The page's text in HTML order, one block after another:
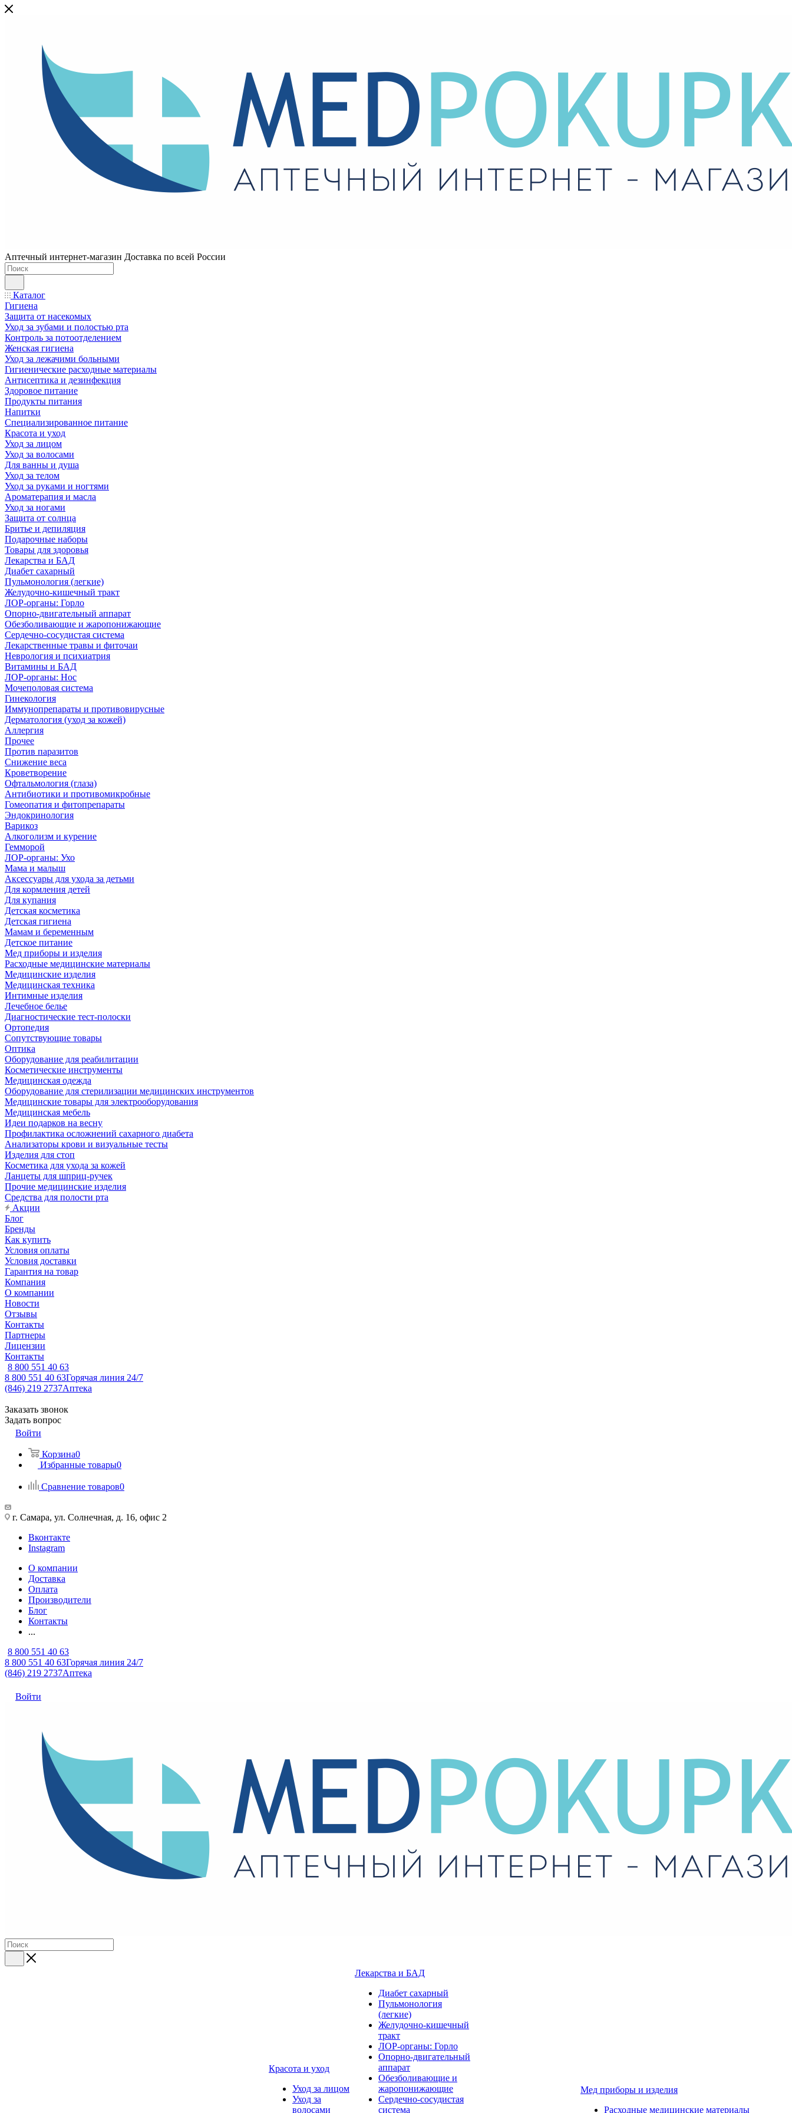
Аптечный интернет-магазин Доставка по всей России
Каталог
Гигиена
Защита от насекомых
Уход за зубами и полостью рта
Контроль за потоотделением
Женская гигиена
Уход за лежачими больными
Гигиенические расходные материалы
Антисептика и дезинфекция
Здоровое питание
Продукты питания
Напитки
Специализированное питание
Красота и уход
Уход за лицом
Уход за волосами
Для ванны и душа
Уход за телом
Уход за руками и ногтями
Ароматерапия и масла
Уход за ногами
Защита от солнца
Бритье и депиляция
Подарочные наборы
Товары для здоровья
Лекарства и БАД
Диабет сахарный
Пульмонология (легкие)
Желудочно-кишечный тракт
ЛОР-органы: Горло
Опорно-двигательный аппарат
Обезболивающие и жаропонижающие
Сердечно-сосудистая система
Лекарственные травы и фиточаи
Неврология и психиатрия
Витамины и БАД
ЛОР-органы: Нос
Мочеполовая система
Гинекология
Иммунопрепараты и противовирусные
Дерматология (уход за кожей)
Аллергия
Прочее
Против паразитов
Снижение веса
Кроветворение
Офтальмология (глаза)
Антибиотики и противомикробные
Гомеопатия и фитопрепараты
Эндокринология
Варикоз
Алкоголизм и курение
Гемморой
ЛОР-органы: Ухо
Мама и малыш
Аксессуары для ухода за детьми
Для кормления детей
Для купания
Детская косметика
Детская гигиена
Мамам и беременным
Детское питание
Мед приборы и изделия
Расходные медицинские материалы
Медицинские изделия
Медицинская техника
Интимные изделия
Лечебное белье
Диагностические тест-полоски
Ортопедия
Сопутствующие товары
Оптика
Оборудование для реабилитации
Косметические инструменты
Медицинская одежда
Оборудование для стерилизации медицинских инструментов
Медицинские товары для электрооборудования
Медицинская мебель
Идеи подарков на весну
Профилактика осложнений сахарного диабета
Анализаторы крови и визуальные тесты
Изделия для стоп
Косметика для ухода за кожей
Ланцеты для шприц-ручек
Прочие медицинские изделия
Средства для полости рта
Акции
Блог
Бренды
Как купить
Условия оплаты
Условия доставки
Гарантия на товар
Компания
О компании
Новости
Отзывы
Контакты
Партнеры
Лицензии
Контакты
8 800 551 40 63
8 800 551 40 63Горячая линия 24/7
(846) 219 2737Аптека
Заказать звонок
Задать вопрос
Войти
Корзина0
Избранные товары0
Сравнение товаров0
г. Самара, ул. Солнечная, д. 16, офис 2
Вконтакте
Instagram
О компании
Доставка
Оплата
Производители
Блог
Контакты
...
8 800 551 40 63
8 800 551 40 63Горячая линия 24/7
(846) 219 2737Аптека
Войти
Красота и уход
Уход за лицом
Уход за
волосами
Лекарства и БАД
Диабет сахарный
Пульмонология
(легкие)
Желудочно-кишечный
тракт
ЛОР-органы: Горло
Опорно-двигательный
аппарат
Обезболивающие и
жаропонижающие
Сердечно-сосудистая
система
Мед приборы и изделия
Расходные медицинские материалы